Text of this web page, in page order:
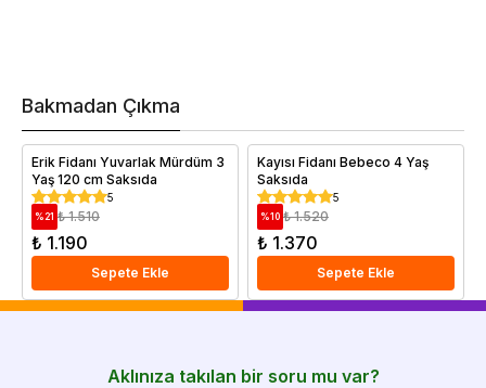
Bakmadan Çıkma
Erik Fidanı Yuvarlak Mürdüm 3
Yaş 120 cm Saksıda
5
%21 ₺ 1.510
₺ 1.190
Sepete Ekle
Kayısı Fidanı Bebeco 4 Yaş
Saksıda
5
%10 ₺ 1.520
₺ 1.370
Sepete Ekle
Aklınıza takılan bir soru mu var?